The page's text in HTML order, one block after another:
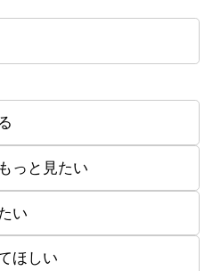
っと見たい
い
ほしい